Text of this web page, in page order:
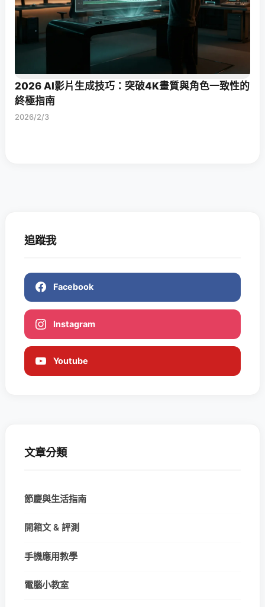
2026 AI影片生成技巧：突破4K畫質與角色一致性的
終極指南
2026/2/3
追蹤我
Facebook
Instagram
Youtube
文章分類
節慶與生活指南
開箱文 & 評測
手機應用教學
電腦小教室